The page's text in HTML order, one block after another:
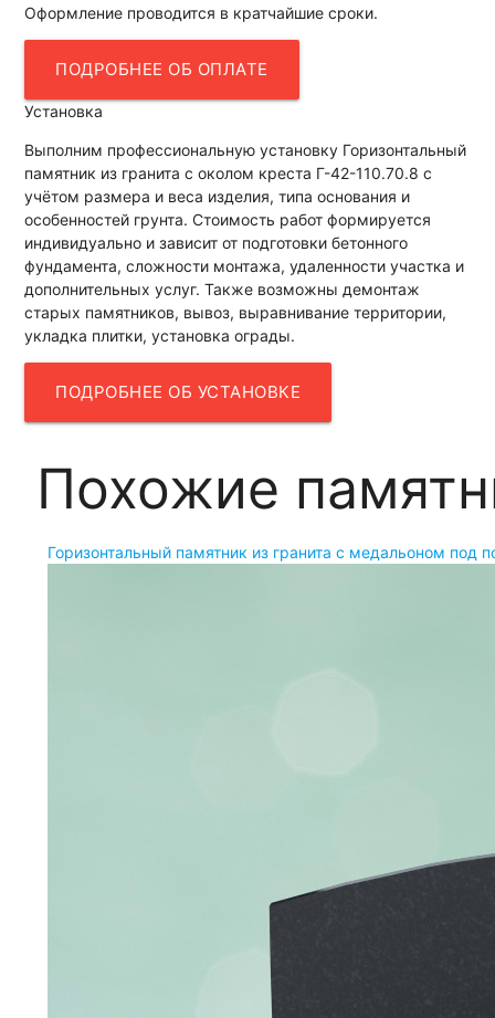
Оформление проводится в кратчайшие сроки.
ПОДРОБНЕЕ ОБ ОПЛАТЕ
Установка
Выполним профессиональную установку Горизонтальный
памятник из гранита с околом креста Г-42-110.70.8 с
учётом размера и веса изделия, типа основания и
особенностей грунта. Стоимость работ формируется
индивидуально и зависит от подготовки бетонного
фундамента, сложности монтажа, удаленности участка и
дополнительных услуг. Также возможны демонтаж
старых памятников, вывоз, выравнивание территории,
укладка плитки, установка ограды.
ПОДРОБНЕЕ ОБ УСТАНОВКЕ
Похожие
Горизонтальный памятник из гранита с медальоном под